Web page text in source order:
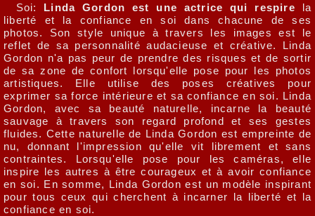
Soi: Linda Gordon est une actrice qui respire la
liberté et la confiance en soi dans chacune de ses
photos. Son style unique à travers les images est le
reflet de sa personnalité audacieuse et créative. Linda
Gordon n'a pas peur de prendre des risques et de sortir
de sa zone de confort lorsqu'elle pose pour les photos
artistiques. Elle utilise des poses créatives pour
exprimer sa force intérieure et sa confiance en soi. Linda
Gordon, avec sa beauté naturelle, incarne la beauté
sauvage à travers son regard profond et ses gestes
fluides. Cette naturelle de Linda Gordon est empreinte de
nu, donnant l'impression qu'elle vit librement et sans
contraintes. Lorsqu'elle pose pour les caméras, elle
inspire les autres à être courageux et à avoir confiance
en soi. En somme, Linda Gordon est un modèle inspirant
pour tous ceux qui cherchent à incarner la liberté et la
confiance en soi.